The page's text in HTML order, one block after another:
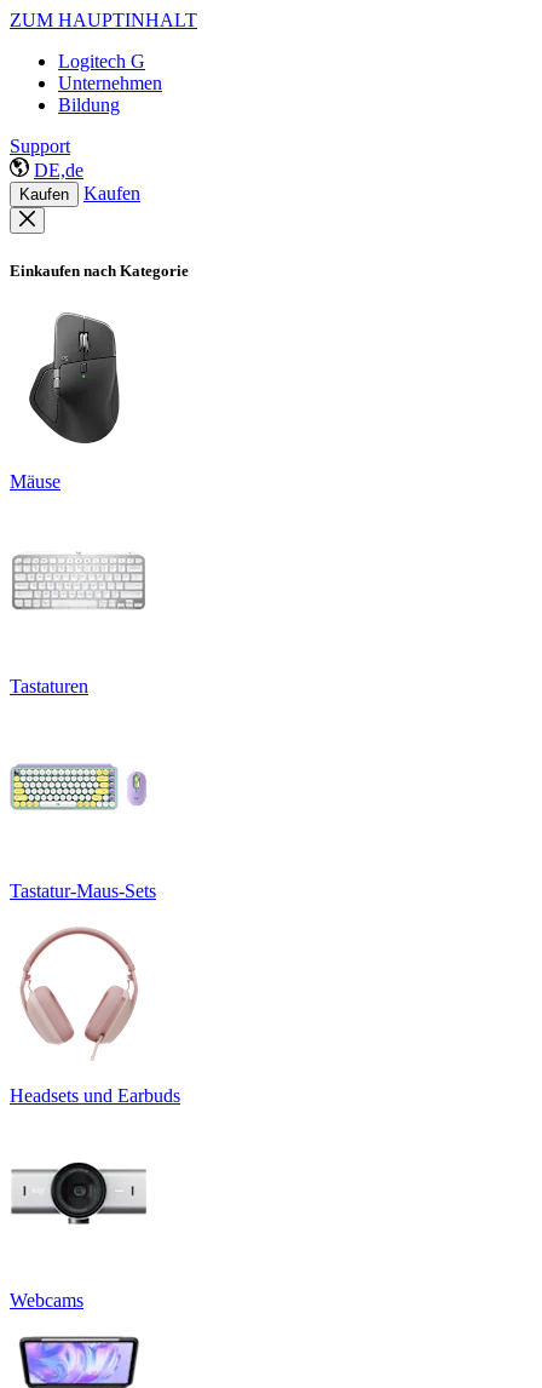
ZUM HAUPTINHALT
Logitech G
Unternehmen
Bildung
Support
DE,de
Kaufen Kaufen
Einkaufen nach Kategorie
Mäuse
Tastaturen
Tastatur-Maus-Sets
Headsets und Earbuds
Webcams